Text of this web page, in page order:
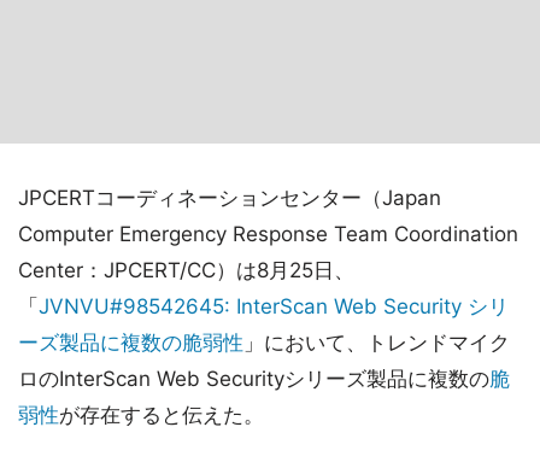
JPCERTコーディネーションセンター（Japan
Computer Emergency Response Team Coordination
Center：JPCERT/CC）は8月25日、
「 JVNVU#98542645: InterScan Web Security シリ
ーズ製品に複数の脆弱性 」において、トレンドマイク
ロのInterScan Web Securityシリーズ製品に複数の脆
弱性が存在すると伝えた。